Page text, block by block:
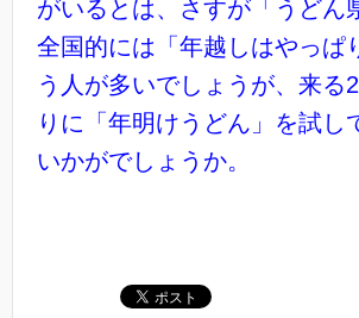
がいるとは、さすが「うどん
全国的には「年越しはやっぱ
う人が多いでしょうが、来る
りに「年明けうどん」を試し
いかがでしょうか。